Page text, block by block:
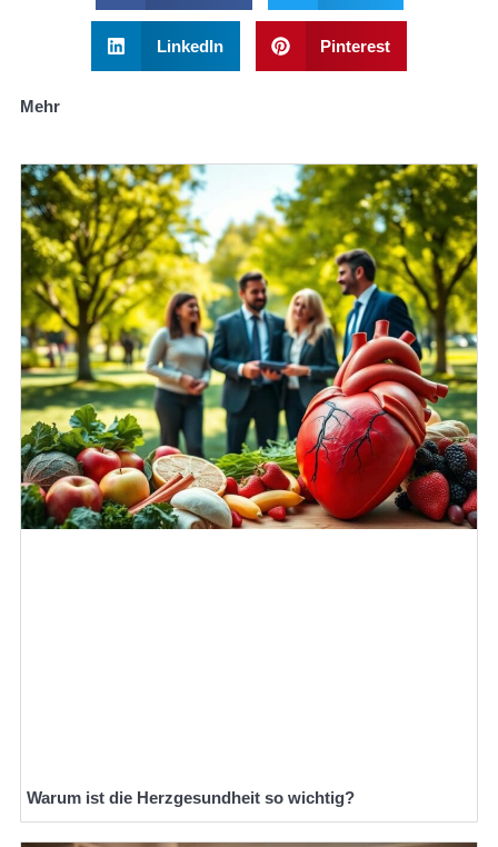
LinkedIn Pinterest
Mehr
Warum ist die Herzgesundheit so wichtig?